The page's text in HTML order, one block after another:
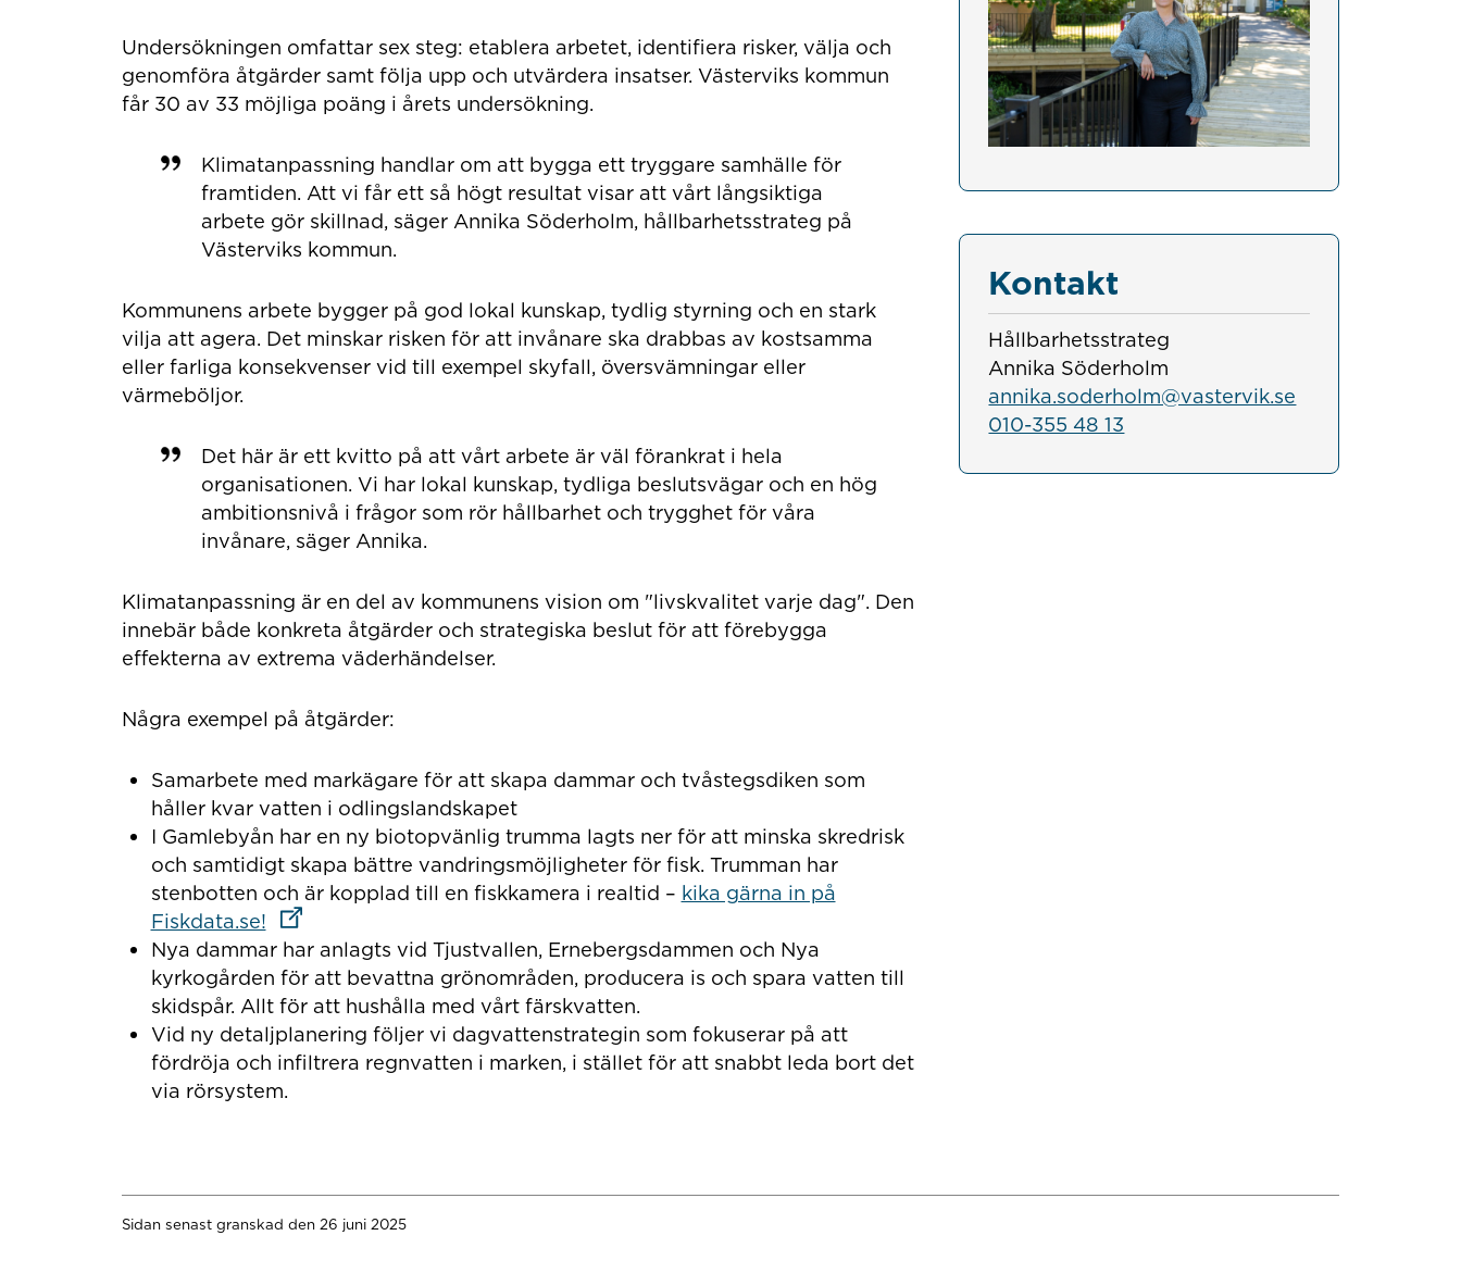
Undersökningen omfattar sex steg: etablera arbetet, identifiera risker, välja och
genomföra åtgärder samt följa upp och utvärdera insatser. Västerviks kommun
får 30 av 33 möjliga poäng i årets undersökning.
Klimatanpassning handlar om att bygga ett tryggare samhälle för
framtiden. Att vi får ett så högt resultat visar att vårt långsiktiga
arbete gör skillnad, säger Annika Söderholm, hållbarhetsstrateg på
Västerviks kommun.
Kommunens arbete bygger på god lokal kunskap, tydlig styrning och en stark
vilja att agera. Det minskar risken för att invånare ska drabbas av kostsamma
eller farliga konsekvenser vid till exempel skyfall, översvämningar eller
värmeböljor.
Det här är ett kvitto på att vårt arbete är väl förankrat i hela
organisationen. Vi har lokal kunskap, tydliga beslutsvägar och en hög
ambitionsnivå i frågor som rör hållbarhet och trygghet för våra
invånare, säger Annika.
Klimatanpassning är en del av kommunens vision om "livskvalitet varje dag". Den
innebär både konkreta åtgärder och strategiska beslut för att förebygga
effekterna av extrema väderhändelser.
Några exempel på åtgärder:
Samarbete med markägare för att skapa dammar och tvåstegsdiken som
håller kvar vatten i odlingslandskapet
I Gamlebyån har en ny biotopvänlig trumma lagts ner för att minska skredrisk
och samtidigt skapa bättre vandringsmöjligheter för fisk. Trumman har
stenbotten och är kopplad till en fiskkamera i realtid – kika gärna in på
Fiskdata.se!Länk till annan webbplats
Nya dammar har anlagts vid Tjustvallen, Ernebergsdammen och Nya
kyrkogården för att bevattna grönområden, producera is och spara vatten till
skidspår. Allt för att hushålla med vårt färskvatten.
Vid ny detaljplanering följer vi dagvattenstrategin som fokuserar på att
fördröja och infiltrera regnvatten i marken, i stället för att snabbt leda bort det
via rörsystem.
Kontakt
Hållbarhetsstrateg
Annika Söderholm
annika.soderholm@vastervik.se
010-355 48 13
Sidan senast granskad den 26 juni 2025